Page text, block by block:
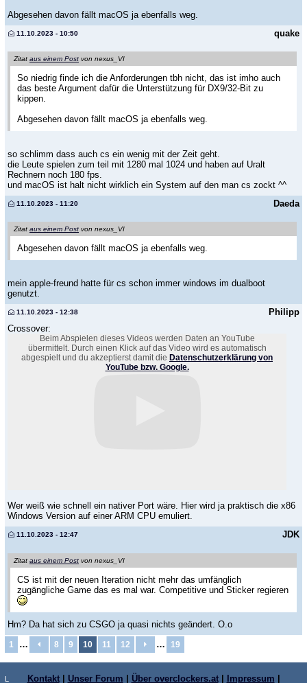
Abgesehen davon fällt macOS ja ebenfalls weg.
quake
11.10.2023 - 10:50
Zitat aus einem Post von nexus_VI
So niedrig finde ich die Anforderungen tbh nicht, das ist imho auch
das beste Argument dafür die Unterstützung für DX9/32-Bit zu
kippen.
Abgesehen davon fällt macOS ja ebenfalls weg.
so schlimm dass auch cs ein wenig mit der Zeit geht.
die Leute spielen zum teil mit 1280 mal 1024 und haben auf Uralt
Rechnern noch 180 fps.
und macOS ist halt nicht wirklich ein System auf den man cs zockt ^^
Daeda
11.10.2023 - 11:20
Zitat aus einem Post von nexus_VI
Abgesehen davon fällt macOS ja ebenfalls weg.
mein apple-freund hatte für cs schon immer windows im dualboot
genutzt.
Philipp
11.10.2023 - 12:38
Crossover:
Beim Abspielen dieses Videos werden Daten an YouTube
übermittelt. Durch einen Klick auf das Video wird es automatisch
abgespielt und du akzeptierst damit die Datenschutzerklärung von
YouTube bzw. Google.
Wer weiß wie schnell ein nativer Port wäre. Hier wird ja praktisch die x86
Windows Version auf einer ARM CPU emuliert.
JDK
11.10.2023 - 12:47
Zitat aus einem Post von nexus_VI
CS ist mit der neuen Iteration nicht mehr das umfänglich
zugängliche Game das es mal war. Competitive und Sticker regieren
Hm? Da hat sich zu CSGO ja quasi nichts geändert. O.o
1 … 8 9 10 11 12 … 19
L Kontakt| Unser Forum Über overclockers.at| Impressum